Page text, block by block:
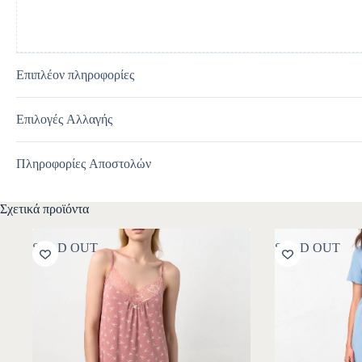
Επιπλέον πληροφορίες
Επιλογές Αλλαγής
Πληροφορίες Αποστολών
Σχετικά προϊόντα
SOLD OUT SOLD OUT